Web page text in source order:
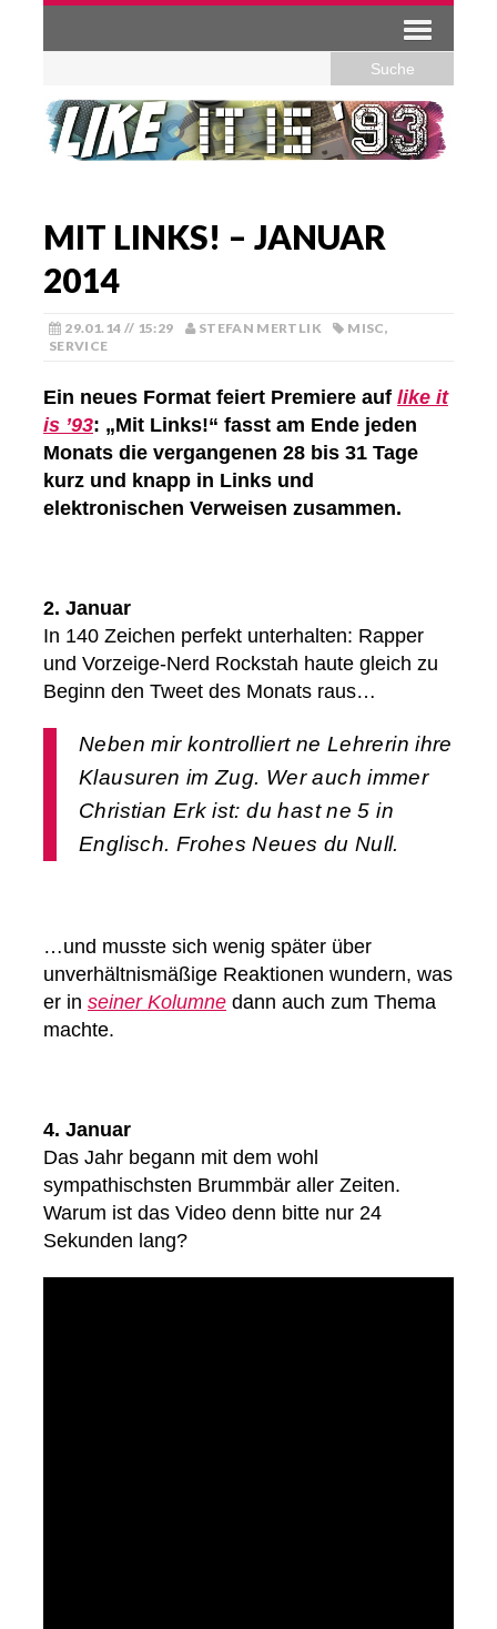
MIT LINKS! – JANUAR
2014
29.01.14 // 15:29 STEFAN MERTLIK MISC,
SERVICE
Ein neues Format feiert Premiere auf like it
is ’93: „Mit Links!“ fasst am Ende jeden
Monats die vergangenen 28 bis 31 Tage
kurz und knapp in Links und
elektronischen Verweisen zusammen.
2. Januar
In 140 Zeichen perfekt unterhalten: Rapper
und Vorzeige-Nerd Rockstah haute gleich zu
Beginn den Tweet des Monats raus…
Neben mir kontrolliert ne Lehrerin ihre
Klausuren im Zug. Wer auch immer
Christian Erk ist: du hast ne 5 in
Englisch. Frohes Neues du Null.
…und musste sich wenig später über
unverhältnismäßige Reaktionen wundern, was
er in seiner Kolumne dann auch zum Thema
machte.
4. Januar
Das Jahr begann mit dem wohl
sympathischsten Brummbär aller Zeiten.
Warum ist das Video denn bitte nur 24
Sekunden lang?